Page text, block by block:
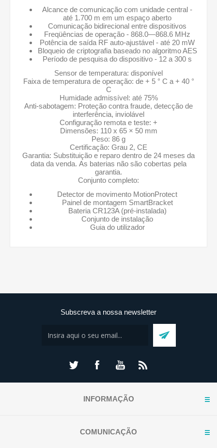
Alcance de comunicação com unidade central -
até 1.700 m em um espaço aberto
Comunicação bidirecional entre dispositivos
Freqüências de operação - 868.0—868.6 MHz
Potência de saída RF auto-ajustável - até 20 mW
Bloqueio de criptografia baseado no algoritmo AES
Período de pesquisa do dispositivo - 12 a 300 s
Sensor de temperatura: disponível
Faixa de temperatura de operação: de + 5 ° С a + 40 °
С
Humidade admissível: até 75%
Anti-sabotagem: Proteção contra fraude, detecção de
interferência, inviolável
Configuração remota e teste: +
Dimensões: 110 x 65 × 50 mm
Peso: 86 g
Certificação: Grau 2, CE
Garantia: Substituição e reparo dentro de 24 meses da
data da venda. As baterias não são cobertas pela
garantia.
Conjunto completo:
Detector de movimento MotionProtect
Painel de montagem SmartBracket
Bateria CR123A (pré-instalada)
Conjunto de instalação
Guia do utilizador
Subscreva a nossa newsletter
INFORMAÇÃO
COMUNICAÇÃO